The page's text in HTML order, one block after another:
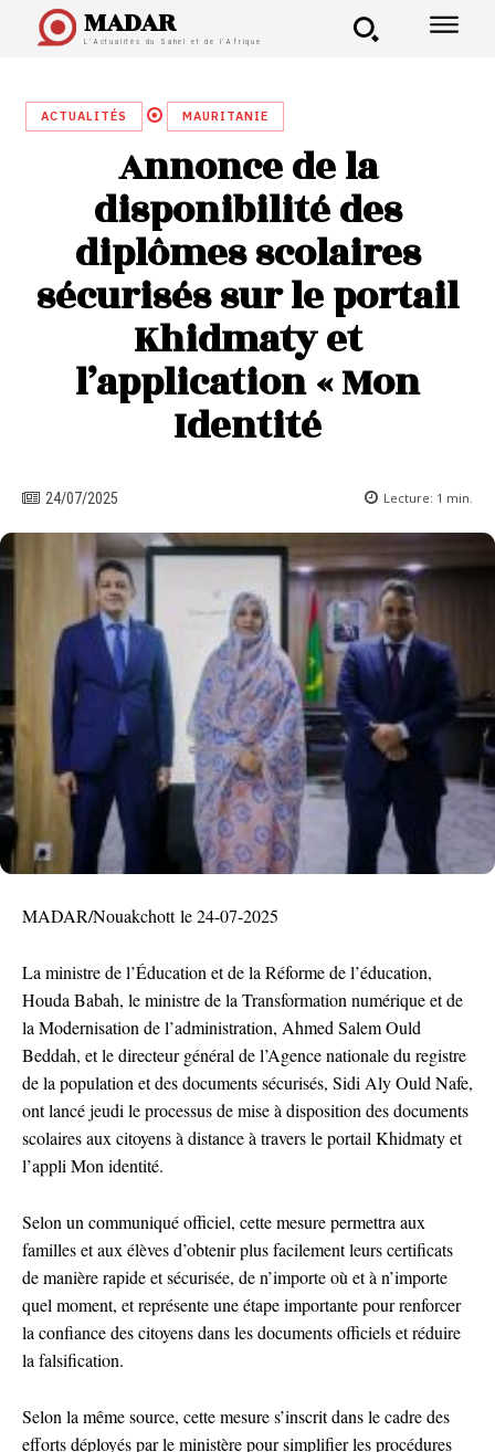
MADAR
L'Actualités du Sahel et de l'Afrique
ACTUALITÉS MAURITANIE
Annonce de la
disponibilité des
diplômes scolaires
sécurisés sur le portail
Khidmaty et
l’application « Mon
Identité
24/07/2025 Lecture: 1 min.
MADAR/Nouakchott le 24-07-2025
La ministre de l’Éducation et de la Réforme de l’éducation,
Houda Babah, le ministre de la Transformation numérique et de
la Modernisation de l’administration, Ahmed Salem Ould
Beddah, et le directeur général de l’Agence nationale du registre
de la population et des documents sécurisés, Sidi Aly Ould Nafe,
ont lancé jeudi le processus de mise à disposition des documents
scolaires aux citoyens à distance à travers le portail Khidmaty et
l’appli Mon identité.
Selon un communiqué officiel, cette mesure permettra aux
familles et aux élèves d’obtenir plus facilement leurs certificats
de manière rapide et sécurisée, de n’importe où et à n’importe
quel moment, et représente une étape importante pour renforcer
la confiance des citoyens dans les documents officiels et réduire
la falsification.
Selon la même source, cette mesure s’inscrit dans le cadre des
efforts déployés par le ministère pour simplifier les procédures